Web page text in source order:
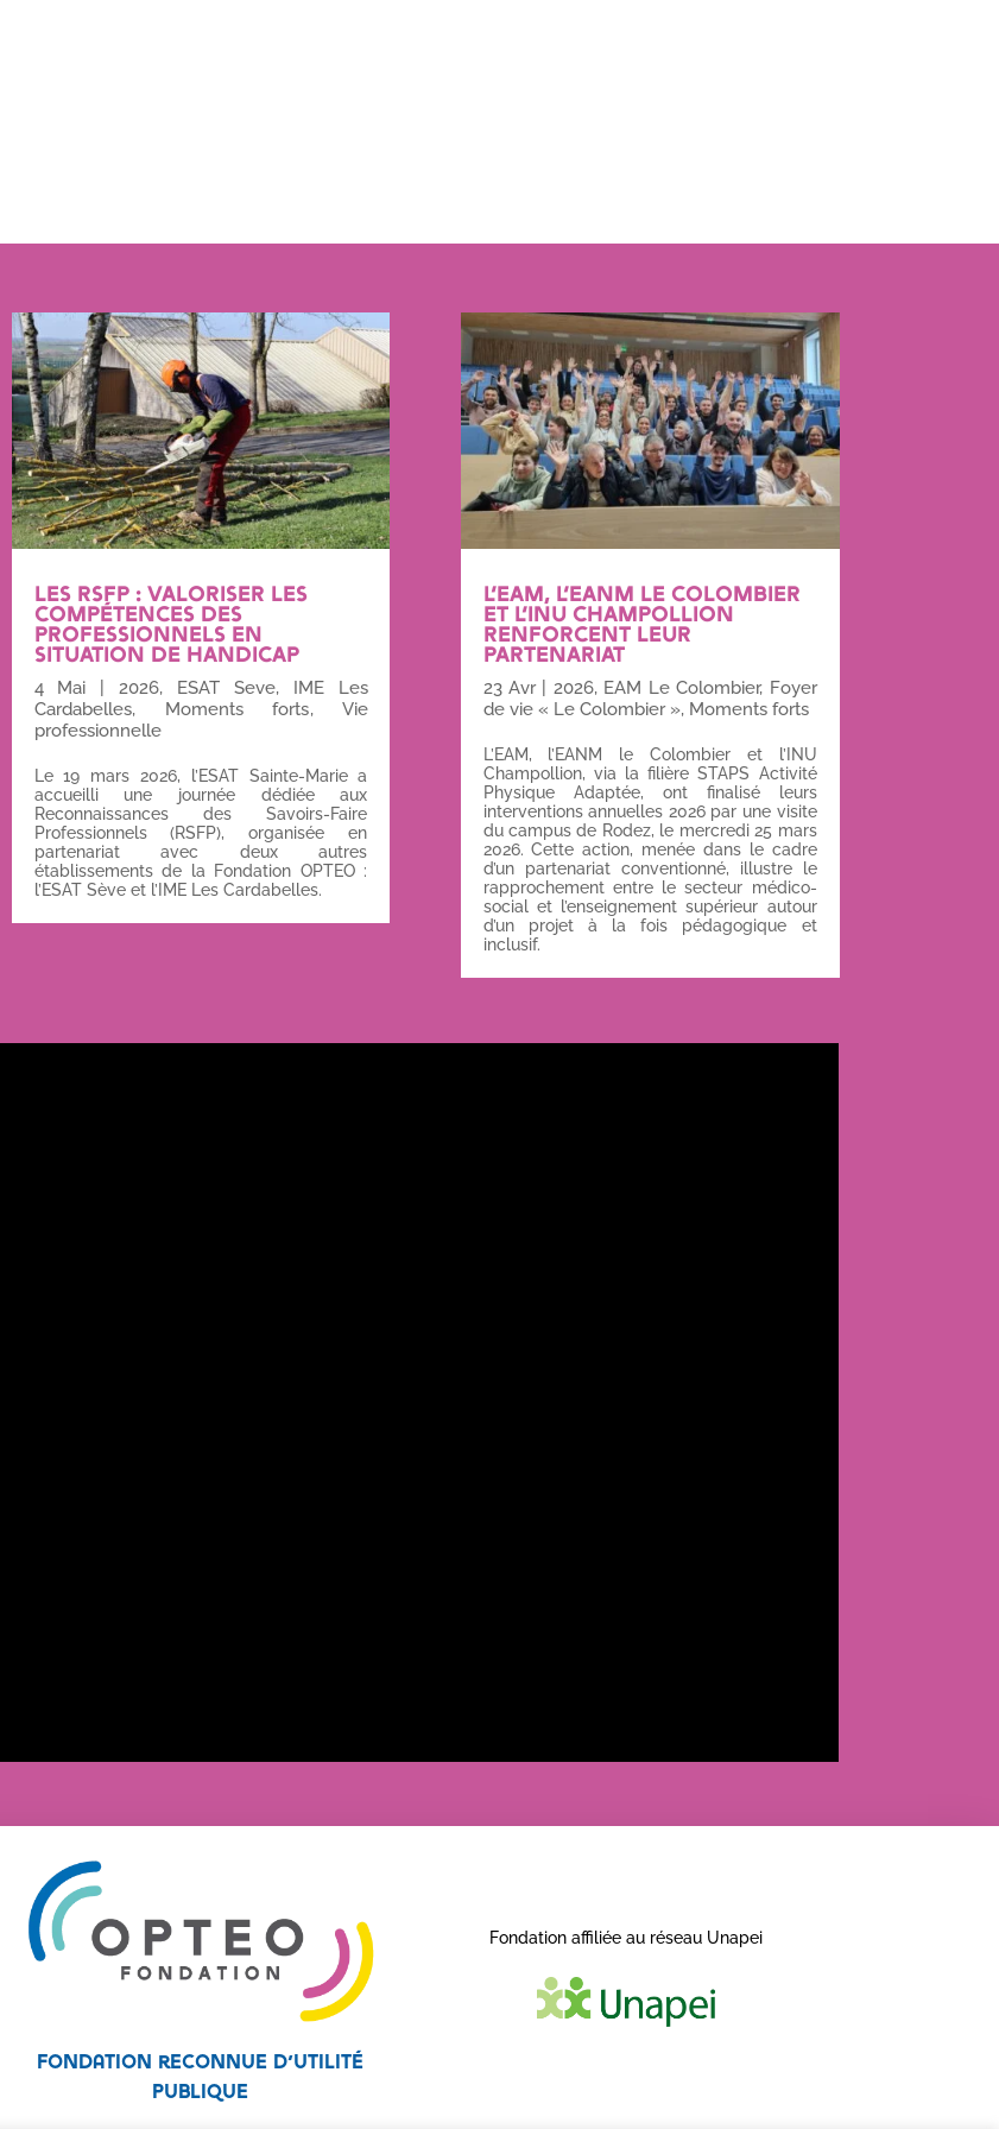
LES RSFP : VALORISER LES
COMPÉTENCES DES
PROFESSIONNELS EN
SITUATION DE HANDICAP
4 Mai |2026, ESAT Seve, IME Les
Cardabelles, Moments forts, Vie
professionnelle
Le 19 mars 2026, l’ESAT Sainte-Marie a
accueilli une journée dédiée aux
Reconnaissances des Savoirs-Faire
Professionnels (RSFP), organisée en
partenariat avec deux autres
établissements de la Fondation OPTEO :
l’ESAT Sève et l’IME Les Cardabelles.
L’EAM, L’EANM LE COLOMBIER
ET L’INU CHAMPOLLION
RENFORCENT LEUR
PARTENARIAT
23 Avr| 2026, EAM Le Colombier, Foyer
de vie « Le Colombier », Moments forts
L’EAM, l’EANM le Colombier et l’INU
Champollion, via la filière STAPS Activité
Physique Adaptée, ont finalisé leurs
interventions annuelles 2026 par une visite
du campus de Rodez, le mercredi 25 mars
2026. Cette action, menée dans le cadre
d’un partenariat conventionné, illustre le
rapprochement entre le secteur médico-
social et l’enseignement supérieur autour
d’un projet à la fois pédagogique et
inclusif.
Fondation reconnue d’utilité
publique
Fondation affiliée au réseau Unapei